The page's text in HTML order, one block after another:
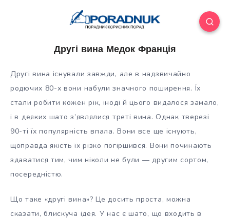
Другі вина Медок Франція
Другі вина існували завжди, але в надзвичайно
родючих 80-х вони набули значного поширення. Їх
стали робити кожен рік, іноді й цього видалося замало,
і в деяких шато з’являлися треті вина. Однак тверезі
90-ті їх популярність впала. Вони все ще існують,
щоправда якість їх різко погіршився. Вони починають
здаватися тим, чим ніколи не були — другим сортом,
посередністю.
Що таке «другі вина»? Це досить проста, можна
сказати, блискуча ідея. У нас є шато, що входить в